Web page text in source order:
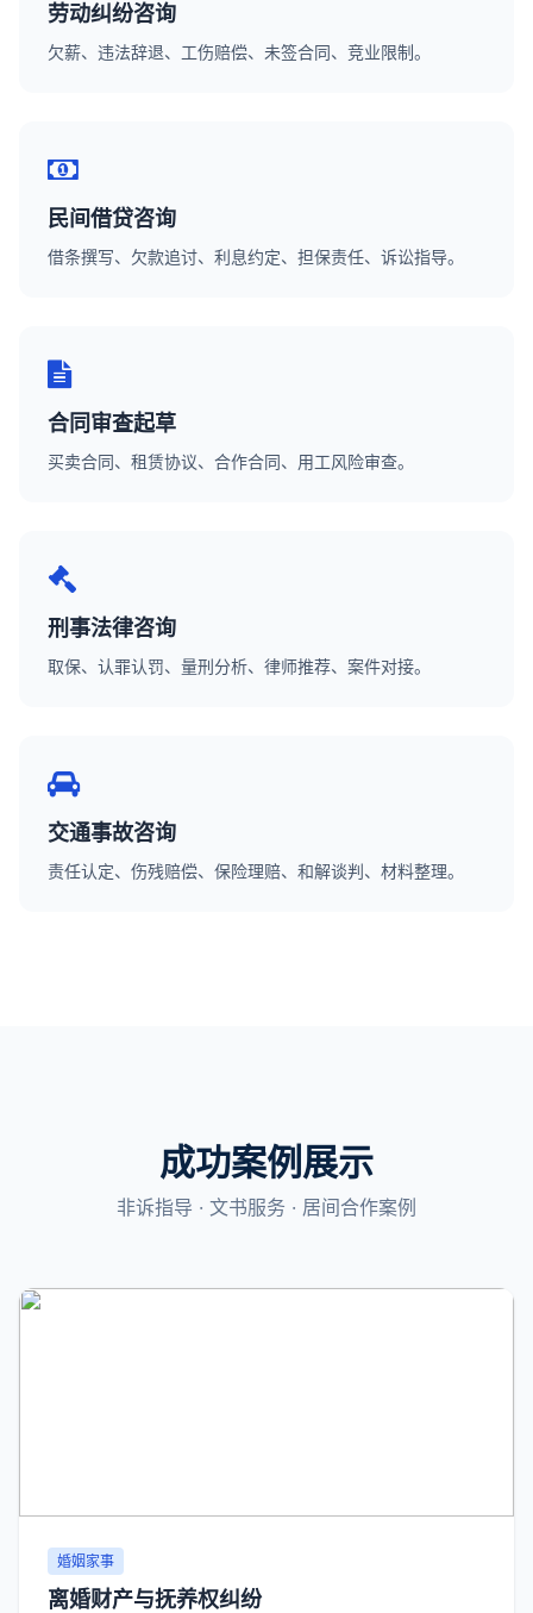
劳动纠纷咨询
欠薪、违法辞退、工伤赔偿、未签合同、竞业限制。
民间借贷咨询
借条撰写、欠款追讨、利息约定、担保责任、诉讼指导。
合同审查起草
买卖合同、租赁协议、合作合同、用工风险审查。
刑事法律咨询
取保、认罪认罚、量刑分析、律师推荐、案件对接。
交通事故咨询
责任认定、伤残赔偿、保险理赔、和解谈判、材料整理。
成功案例展示
非诉指导 · 文书服务 · 居间合作案例
婚姻家事
离婚财产与抚养权纠纷